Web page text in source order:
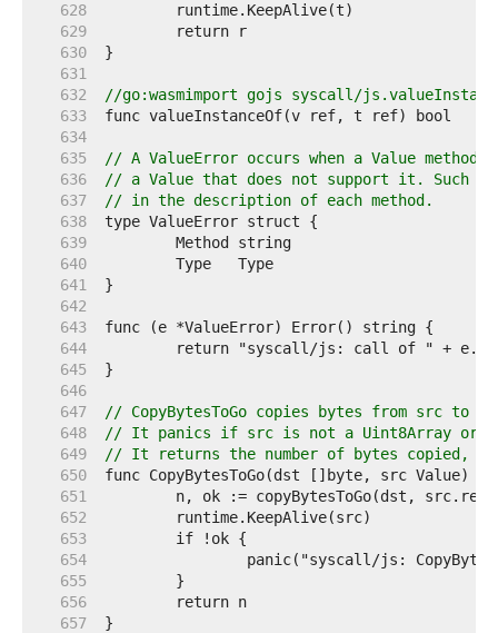
   628
   629
   630
   631
   632
//go:wasmimport gojs syscall/
   633
   634
   635
// A ValueError occurs when a Value method
   636
// a Value that does not support it. Such
   637
// in the description of each method.
   638
   639
   640
   641
   642
   643
   644
   645
   646
   647
// CopyBytesToGo copies bytes from src to
   648
// It panics if src is not a Uint8Array or
   649
// It returns the number of bytes copied,
   650
   651
   652
   653
   654
   655
   656
   657